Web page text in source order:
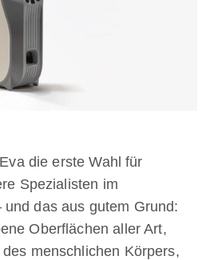
die erste Wahl für
Spezialisten im
das aus gutem Grund:
Oberflächen aller Art,
menschlichen Körpers,